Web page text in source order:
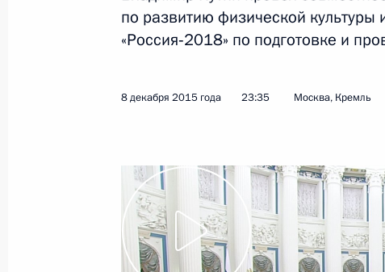
Перечень поручений по реализации
Федеральному Собранию
8 декабря 2015 года, 18:00
по развитию физической культуры
«Россия‑2018» по подготовке и
8 декабря 2015 года 23:35 Москва, Кремль